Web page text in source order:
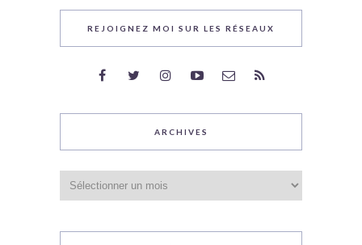
REJOIGNEZ MOI SUR LES RÉSEAUX
ARCHIVES